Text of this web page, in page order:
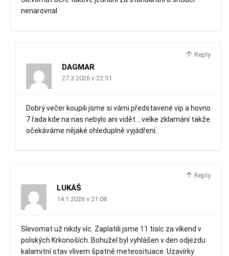
nenarovnal
Reply
DAGMAR
27.3.2026 v 22:51
Dobrý večer koupili jsme si vámi představené vip a hovno
7 řada kde na nas nebylo ani vidět….velke zklamání takže
očekáváme nějaké ohleduplně vyjádření..
Reply
LUKÁŠ
14.1.2026 v 21:08
Slevomat už nikdy víc. Zaplatili jsme 11 tisíc za víkend v
polských Krkonoších. Bohužel byl vyhlášen v den odjezdu
kalamitní stav vlivem špatně meteosituace. Uzavírky